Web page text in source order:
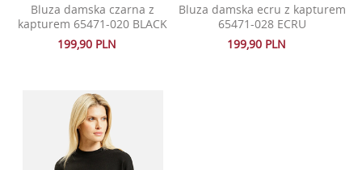
Bluza damska czarna z
kapturem 65471-020 BLACK
199,90 PLN
Bluza damska ecru z kapturem
65471-028 ECRU
199,90 PLN